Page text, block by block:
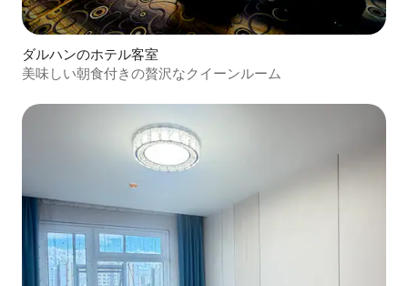
ダルハンのホテル客室
美味しい朝食付きの贅沢なクイーンルーム